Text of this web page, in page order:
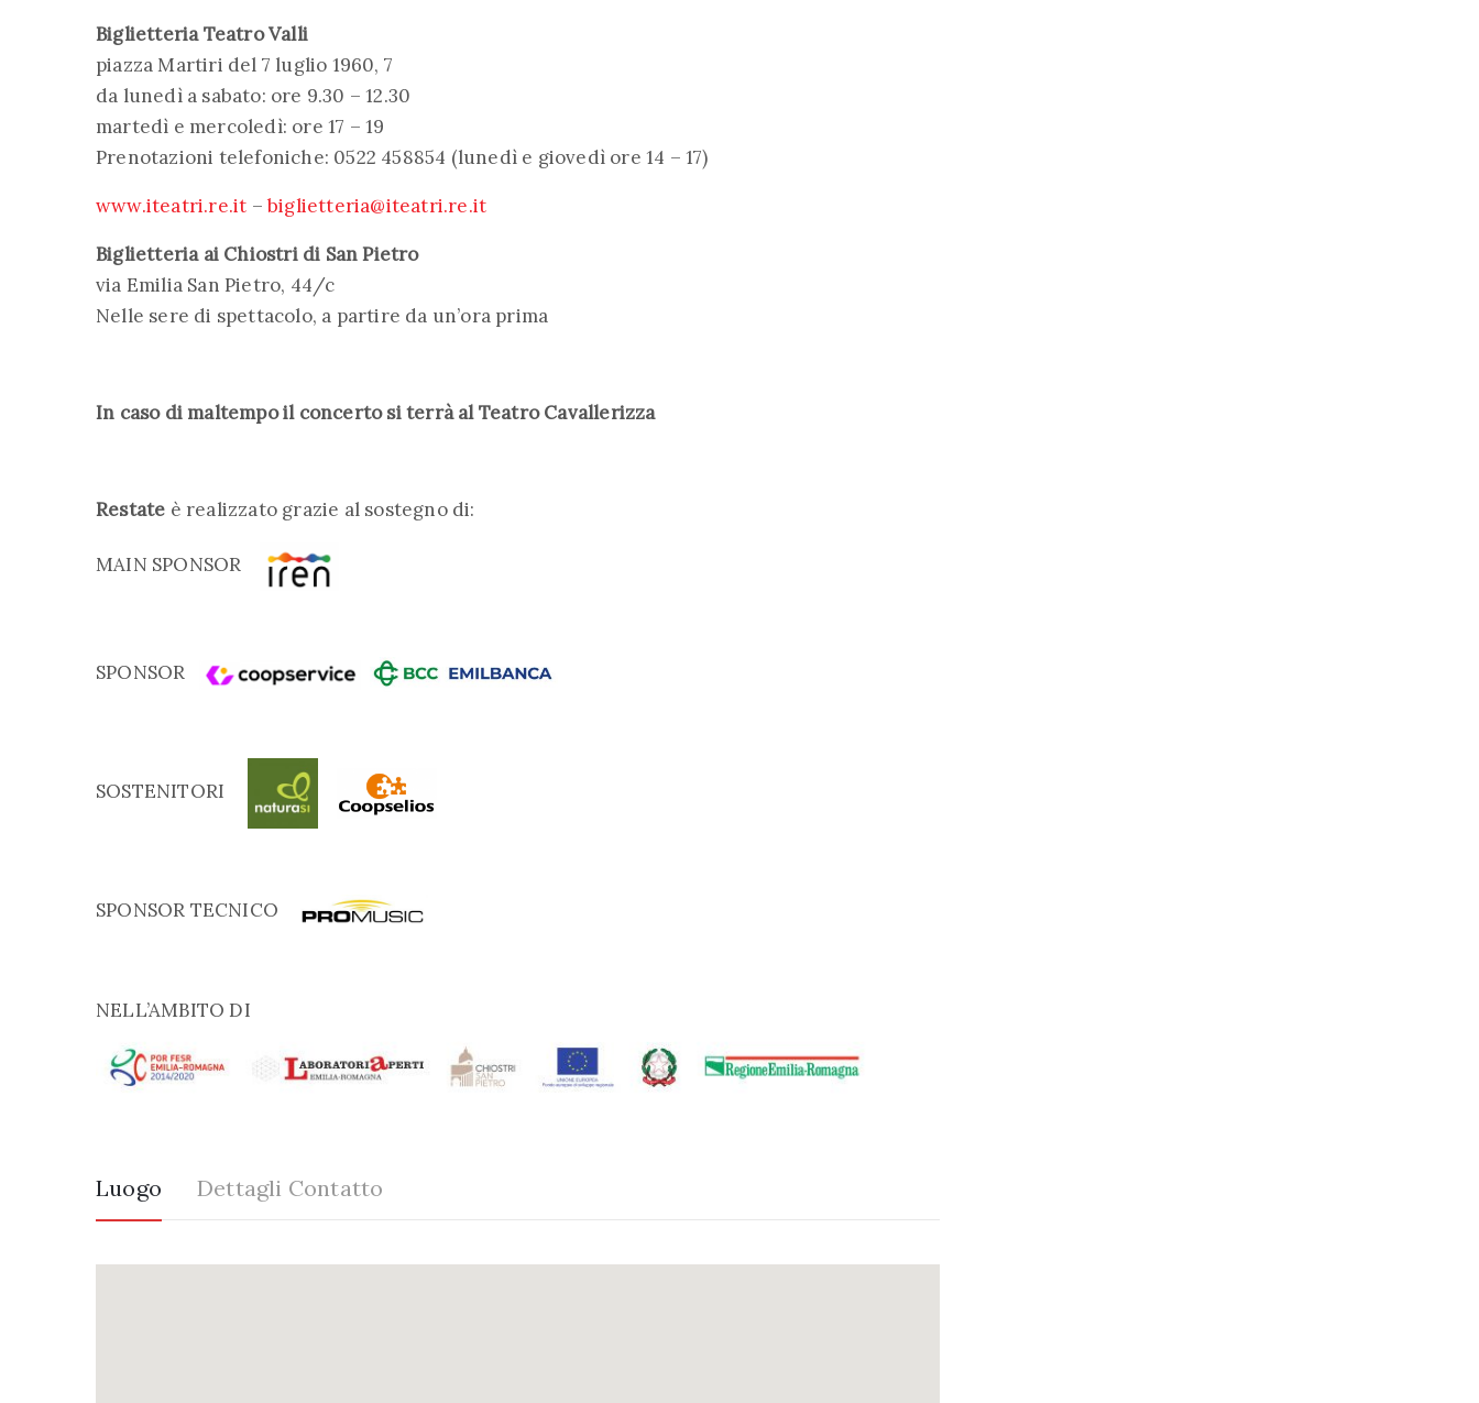
Biglietteria Teatro Valli
piazza Martiri del 7 luglio 1960, 7
da lunedì a sabato: ore 9.30 – 12.30
martedì e mercoledì: ore 17 – 19
Prenotazioni telefoniche: 0522 458854 (lunedì e giovedì ore 14 – 17)
www.iteatri.re.it –biglietteria@iteatri.re.it
Biglietteria ai Chiostri di San Pietro
via Emilia San Pietro, 44/c
Nelle sere di spettacolo, a partire da un’ora prima
In caso di maltempo il concerto si terrà al Teatro Cavallerizza
Restate è realizzato grazie al sostegno di:
MAIN SPONSOR
SPONSOR
SOSTENITORI
SPONSOR TECNICO
NELL’AMBITO DI
Luogo Dettagli Contatto